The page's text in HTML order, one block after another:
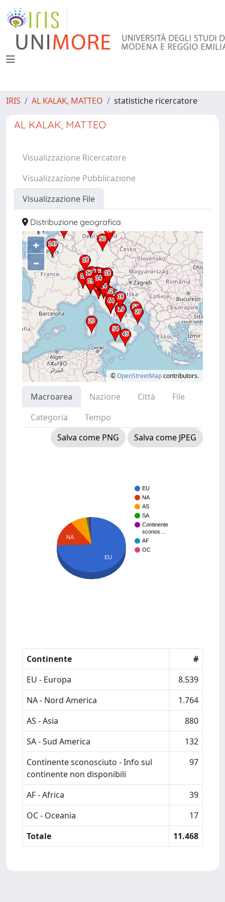
IRIS AL KALAK, MATTEO statistiche ricercatore
AL KALAK, MATTEO
Visualizzazione Ricercatore
Visualizzazione Pubblicazione
Visualizzazione File
Distribuzione geografica
+
–
©OpenStreetMapcontributors.
Macroarea Nazione Città
File
Categoria
Tempo
Salva come PNG
Salva come JPEG
EU
NA
AS
SA
Continente
sconos…
AF
OC
NA
EU
Continente
#
EU - Europa
8.539
NA - Nord America
1.764
AS - Asia
880
SA - Sud America
132
Continente sconosciuto - Info sul
continente non disponibili
97
AF - Africa
39
OC - Oceania
17
Totale
11.468